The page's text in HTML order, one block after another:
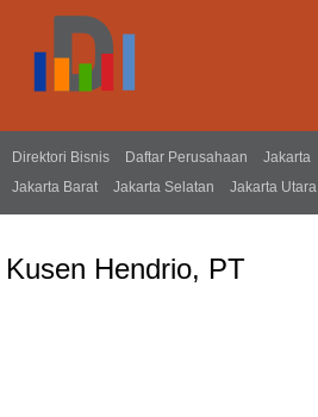
Direktori Bisnis Daftar Perusahaan Jakarta
Jakarta Barat
Jakarta Selatan Jakarta Utara
Kusen Hendrio, PT